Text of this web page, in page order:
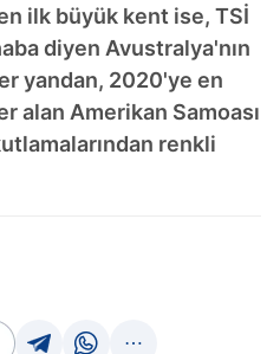
ilk büyük kent ise, TSİ
diyen Avustralya'nın
yandan, 2020'ye en
alan Amerikan Samoası
renkli